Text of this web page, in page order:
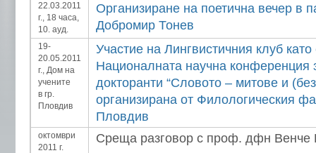
22.03.2011
г., 18 часа,
10. ауд.
Организиране на поетична вечер в
Добромир Тонев
19-
20.05.2011
г., Дом на
учените
в гр.
Пловдив
Участие на Лингвистичния клуб
Националната научна конференция
докторанти “Словото – митове и
организирана от Филологическия
Пловдив
октомври
2011 г.
Среща разговор с проф. дфн Венче